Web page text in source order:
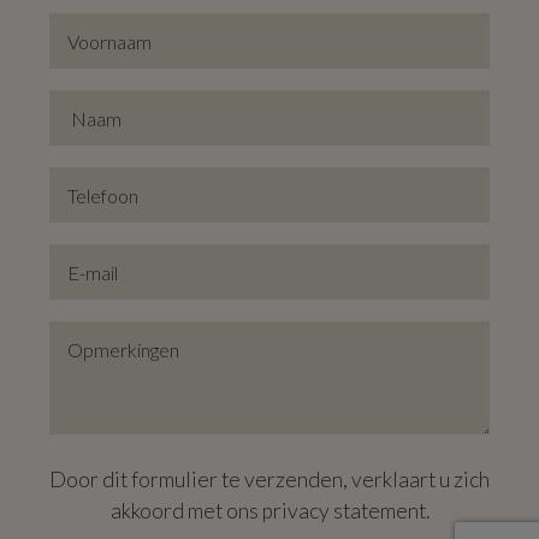
aankoop voor isolatie van voor- en achtergevel en
Door dit formulier te verzenden, verklaart u zich
akkoord met ons privacy statement.